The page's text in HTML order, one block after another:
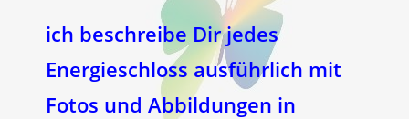
ich beschreibe Dir jedes
Energieschloss ausführlich mit
Fotos und Abbildungen in